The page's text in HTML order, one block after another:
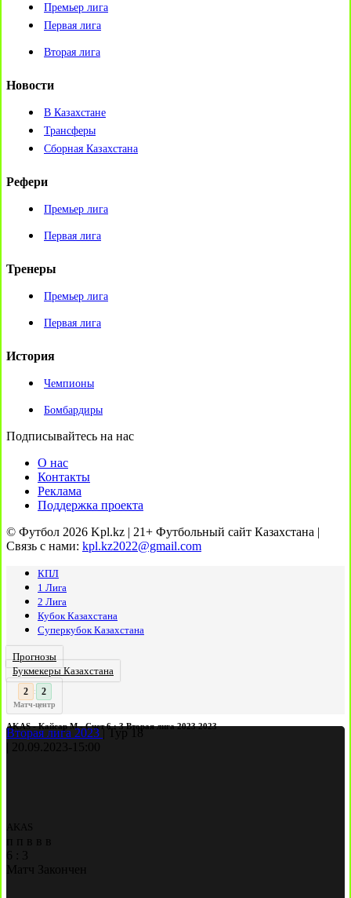
Премьер лига
Первая лига
Вторая лига
Новости
В Казахстане
Трансферы
Сборная Казахстана
Рефери
Премьер лига
Первая лига
Тренеры
Премьер лига
Первая лига
История
Чемпионы
Бомбардиры
Подписывайтесь на нас
О нас
Контакты
Реклама
Поддержка проекта
© Футбол 2026 Kpl.kz | 21+ Футбольный сайт Казахстана |
Связь с нами: kpl.kz2022@gmail.com
КПЛ
1 Лига
2 Лига
Кубок Казахстана
Суперкубок Казахстана
Прогнозы
Букмекеры Казахстана
3 : 2
Матч-центр
AKAS - Кайсар М - Счет 6 : 3 Вторая лига 2023 2023
Вторая лига 2023 Тур 18
20.09.2023- 15:00
AKAS
п п в в в
6
3
Матч Закончен